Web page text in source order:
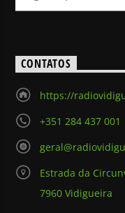
CONTATOS
https://
+351 284 437 001
Estrada da
7960 Vidigueira